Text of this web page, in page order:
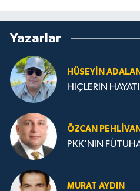
Yazarlar
HÜSEYIN ADALAN
HİÇLERİN
ÖZCAN
PKK’NIN
MURAT AYDIN